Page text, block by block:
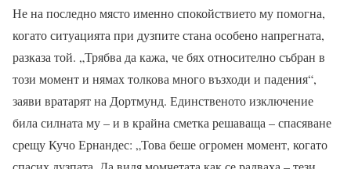
Не на последно място именно спокойствието му помогна,
когато ситуацията при дузпите стана особено напрегната,
разказа той. „Трябва да кажа, че бях относително събран в
този момент и нямах толкова много възходи и падения“,
заяви вратарят на Дортмунд. Единственото изключение
била силната му – и в крайна сметка решаваща – спасяване
срещу Кучо Ернандес: „Това беше огромен момент, когато